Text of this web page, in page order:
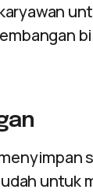
untuk